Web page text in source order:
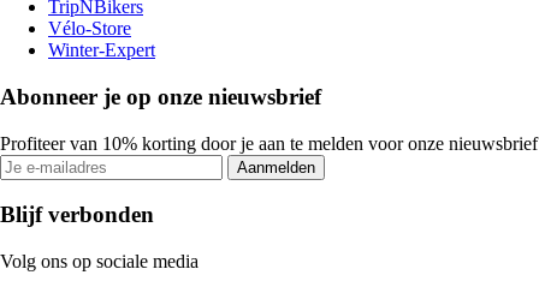
TripNBikers
Vélo-Store
Winter-Expert
Abonneer je op onze nieuwsbrief
Profiteer van 10% korting door je aan te melden voor onze nieuwsbrief
Aanmelden
Blijf verbonden
Volg ons op sociale media